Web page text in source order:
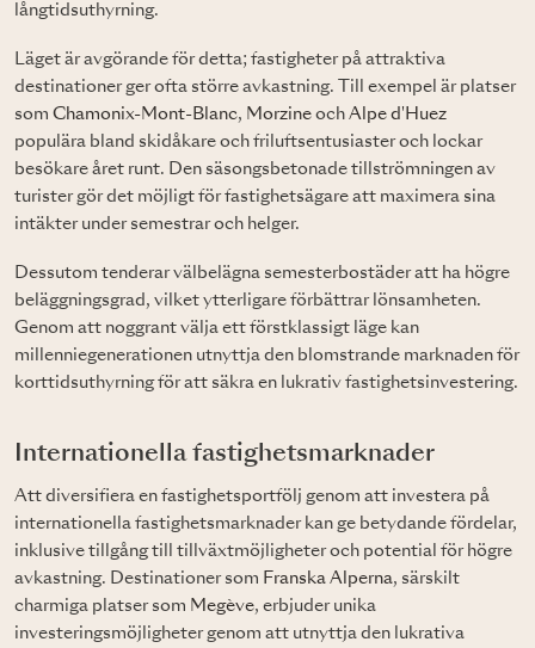
långtidsuthyrning.
Läget är avgörande för detta; fastigheter på attraktiva
destinationer ger ofta större avkastning. Till exempel är platser
som Chamonix-Mont-Blanc, Morzine och Alpe d'Huez
populära bland skidåkare och friluftsentusiaster och lockar
besökare året runt. Den säsongsbetonade tillströmningen av
turister gör det möjligt för fastighetsägare att maximera sina
intäkter under semestrar och helger.
Dessutom tenderar välbelägna semesterbostäder att ha högre
beläggningsgrad, vilket ytterligare förbättrar lönsamheten.
Genom att noggrant välja ett förstklassigt läge kan
millenniegenerationen utnyttja den blomstrande marknaden för
korttidsuthyrning för att säkra en lukrativ fastighetsinvestering.
Internationella fastighetsmarknader
Att diversifiera en fastighetsportfölj genom att investera på
internationella fastighetsmarknader kan ge betydande fördelar,
inklusive tillgång till tillväxtmöjligheter och potential för högre
avkastning. Destinationer som Franska Alperna, särskilt
charmiga platser som Megève, erbjuder unika
investeringsmöjligheter genom att utnyttja den lukrativa